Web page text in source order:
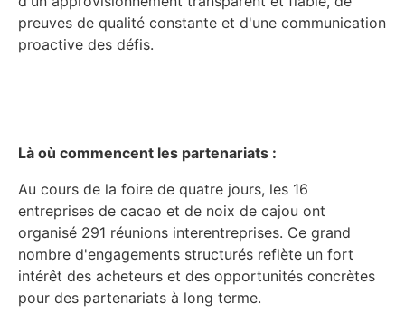
preuves de qualité constante et d'une communication
proactive des défis.
Là où commencent les partenariats :
Au cours de la foire de quatre jours, les 16
entreprises de cacao et de noix de cajou ont
organisé 291 réunions interentreprises. Ce grand
nombre d'engagements structurés reflète un fort
intérêt des acheteurs et des opportunités concrètes
pour des partenariats à long terme.